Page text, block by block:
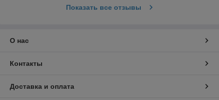
Показать все отзывы
О нас
Контакты
Доставка и оплата